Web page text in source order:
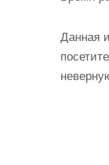
Данная